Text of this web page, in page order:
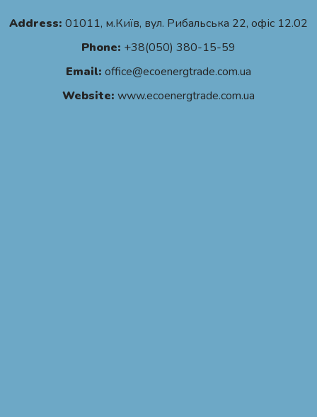
Address: 01011, м.Київ, вул. Рибальська 22, офіс 12.02
Phone: +38(050) 380-15-59
Email: office@ecoenergtrade.com.ua
Website: www.ecoenergtrade.com.ua